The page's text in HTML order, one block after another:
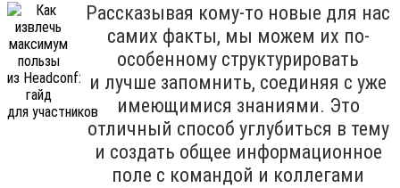
Рассказывая кому-то новые для нас
самих факты, мы можем их по-
особенному структурировать
и лучше запомнить, соединяя с уже
имеющимися знаниями. Это
отличный способ углубиться в тему
и создать общее информационное
поле с командой и коллегами